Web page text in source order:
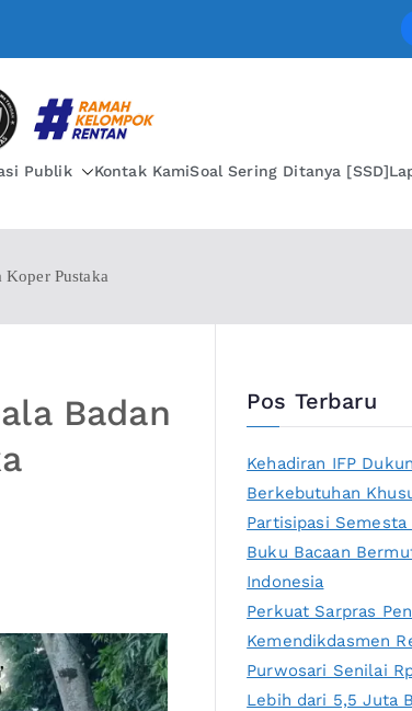
BAHASA PROVINSI JAWA TENGAH
Publik Kontak KamiSoal Sering Ditanya [SSD]
Pustaka
Badan
Pos Terbaru
Kehadiran IFP
Berkebutuhan
Partisipasi
Buku Bacaan
Indonesia
Perkuat Sarpras
Kemendikdasmen
Purwosari Senilai
Lebih dari 5,5 Juta